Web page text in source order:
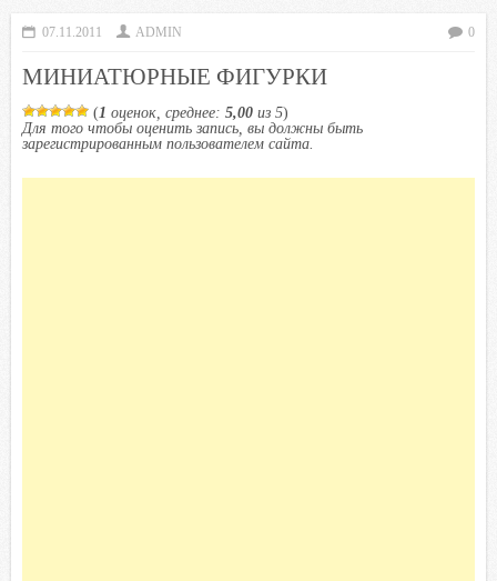
07.11.2011 ADMIN 0
МИНИАТЮРНЫЕ ФИГУРКИ
(1 оценок, среднее: 5,00 из 5)
Для того чтобы оценить запись, вы должны быть
зарегистрированным пользователем сайта.